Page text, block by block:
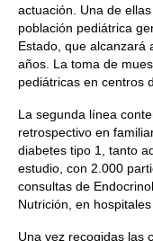
actuación. Una de
población pediátrica
Estado, que alcanzará
años. La toma de
pediátricas en centros
La segunda línea
retrospectivo en
diabetes tipo 1, tanto
estudio, con 2.000
consultas de
Nutrición, en
Una vez recogidas las